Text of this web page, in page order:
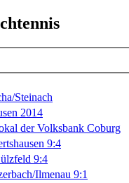
Steinach
2014
der Volksbank Coburg
9:4
9:4
Ilmenau 9:1